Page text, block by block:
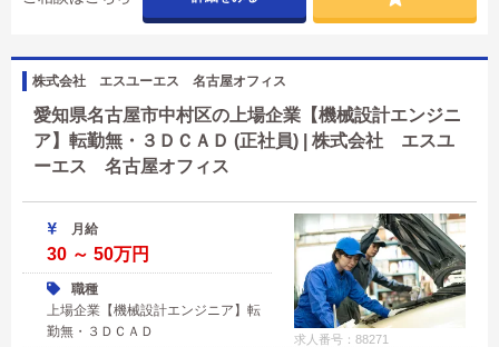
株式会社 エスユーエス 名古屋オフィス
愛知県名古屋市中村区の上場企業【機械設計エンジニ
ア】転勤無・３ＤＣＡＤ (正社員) | 株式会社 エスユ
ーエス 名古屋オフィス
求人番号：88271
月給
30 ～ 50万円
職種
上場企業【機械設計エンジニア】転
勤無・３ＤＣＡＤ